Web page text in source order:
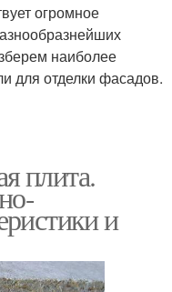
огромное
наиболее
для отделки фасадов.
плита.
и